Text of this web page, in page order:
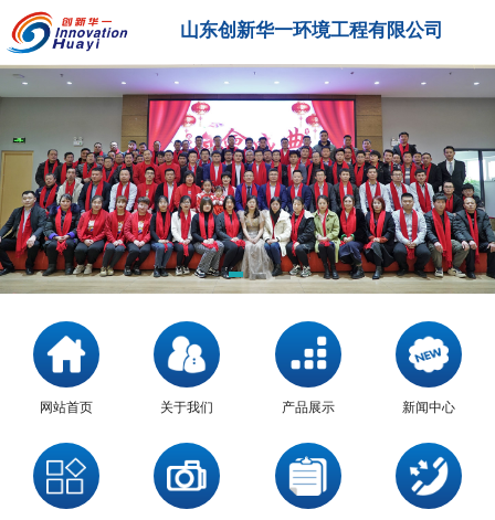
山东创新华一环境工程有限公司
网站首页 关于我们 产品展示 新闻中心